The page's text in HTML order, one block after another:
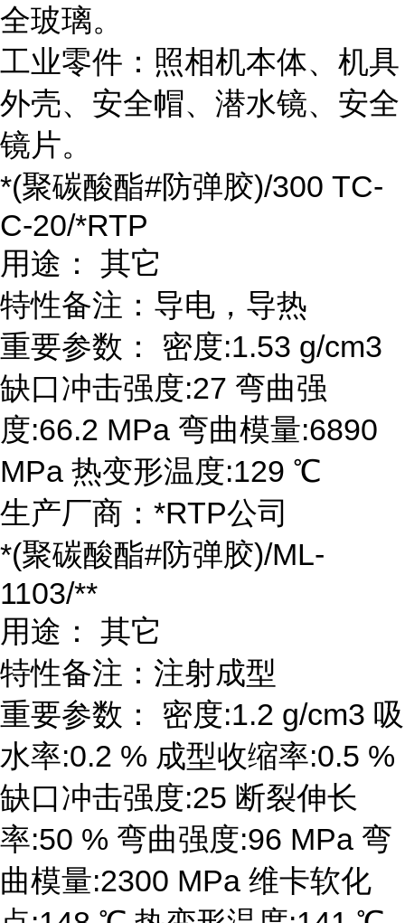
全玻璃。
工业零件：照相机本体、机具
外壳、安全帽、潜水镜、安全
镜片。
*(聚碳酸酯#防弹胶)/300 TC-
C-20/*RTP
用途： 其它
特性备注：导电，导热
重要参数： 密度:1.53 g/cm3
缺口冲击强度:27 弯曲强
度:66.2 MPa 弯曲模量:6890
MPa 热变形温度:129 ℃
生产厂商：*RTP公司
*(聚碳酸酯#防弹胶)/ML-
1103/**
用途： 其它
特性备注：注射成型
重要参数： 密度:1.2 g/cm3 吸
水率:0.2 % 成型收缩率:0.5 %
缺口冲击强度:25 断裂伸长
率:50 % 弯曲强度:96 MPa 弯
曲模量:2300 MPa 维卡软化